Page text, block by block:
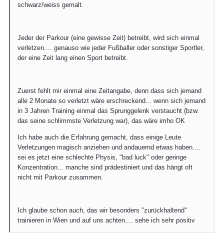
schwarz/weiss gemalt.
Jeder der Parkour (eine gewisse Zeit) betreibt, wird sich einmal
verletzen.... genauso wie jeder Fußballer oder sonstiger Sportler,
der eine Zeit lang einen Sport betreibt.
Zuerst fehlt mir einmal eine Zeitangabe, denn dass sich jemand
alle 2 Monate so verletzt wäre erschreckend... wenn sich jemand
in 3 Jahren Training einmal das Sprunggelenk verstaucht (bzw.
das seine schlimmste Verletzung war), das wäre imho OK
Ich habe auch die Erfahrung gemacht, dass einige Leute
Verletzungen magisch anziehen und andauernd etwas haben....
sei es jetzt eine schlechte Physis, "bad luck" oder geringe
Konzentration... manche sind prädestiniert und das hängt oft
nicht mit Parkour zusammen.
Ich glaube schon auch, das wir besonders "zurückhaltend"
trainieren in Wien und auf uns achten.... sehe ich sehr positiv